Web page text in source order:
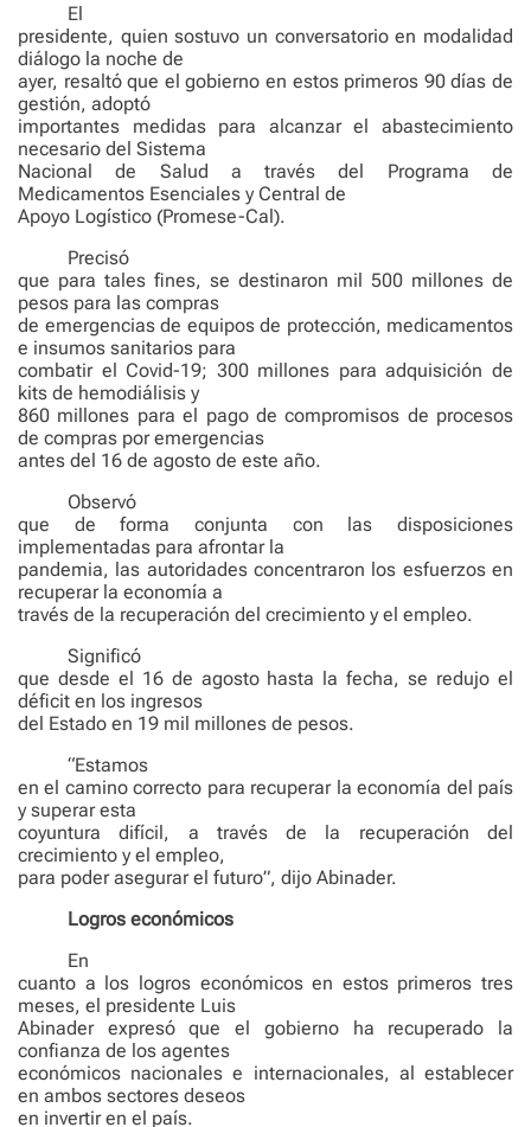
El
presidente, quien sostuvo un conversatorio en modalidad
diálogo la noche de
ayer, resaltó que el gobierno en estos primeros 90 días de
gestión, adoptó
importantes medidas para alcanzar el abastecimiento
necesario del Sistema
Nacional de Salud a través del Programa de
Medicamentos Esenciales y Central de
Apoyo Logístico (Promese-Cal).
Precisó
que para tales fines, se destinaron mil 500 millones de
pesos para las compras
de emergencias de equipos de protección, medicamentos
e insumos sanitarios para
combatir el Covid-19; 300 millones para adquisición de
kits de hemodiálisis y
860 millones para el pago de compromisos de procesos
de compras por emergencias
antes del 16 de agosto de este año.
Observó
que de forma conjunta con las disposiciones
implementadas para afrontar la
pandemia, las autoridades concentraron los esfuerzos en
recuperar la economía a
través de la recuperación del crecimiento y el empleo.
Significó
que desde el 16 de agosto hasta la fecha, se redujo el
déficit en los ingresos
del Estado en 19 mil millones de pesos.
“Estamos
en el camino correcto para recuperar la economía del país
y superar esta
coyuntura difícil, a través de la recuperación del
crecimiento y el empleo,
para poder asegurar el futuro”, dijo Abinader.
Logros económicos
En
cuanto a los logros económicos en estos primeros tres
meses, el presidente Luis
Abinader expresó que el gobierno ha recuperado la
confianza de los agentes
económicos nacionales e internacionales, al establecer
en ambos sectores deseos
en invertir en el país.